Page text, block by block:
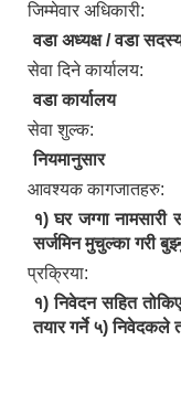
जिम्मेवार अधिकारी:
वडा अध्यक्ष / वडा
सेवा दिने कार्यालय:
वडा कार्यालय
सेवा शुल्क:
नियमानुसार
आवश्यक कागजातहरु:
१) घर जग्गा नामसारी
सर्जमिन मुचुल्का गरी
प्रक्रिया:
१) निवेदन सहित
तयार गर्ने ५) निवेदकले